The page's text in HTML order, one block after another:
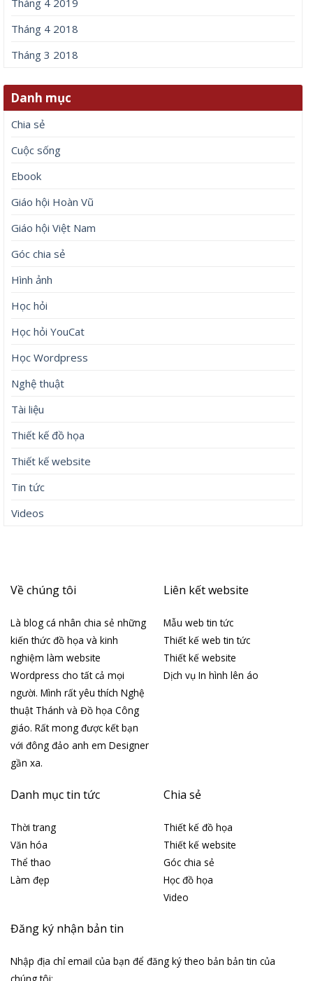
Tháng 4 2019
Tháng 4 2018
Tháng 3 2018
Danh mục
Chia sẻ
Cuộc sống
Ebook
Giáo hội Hoàn Vũ
Giáo hội Việt Nam
Góc chia sẻ
Hình ảnh
Học hỏi
Học hỏi YouCat
Học Wordpress
Nghệ thuật
Tài liệu
Thiết kế đồ họa
Thiết kế website
Tin tức
Videos
Về chúng tôi
Là blog cá nhân chia sẻ những
kiến thức đồ họa và kinh
nghiệm làm website
Wordpress cho tất cả mọi
người. Mình rất yêu thích Nghệ
thuật Thánh và Đồ họa Công
giáo. Rất mong được kết bạn
với đông đảo anh em Designer
gần xa.
Liên kết website
Mẫu web tin tức
Thiết kế web tin tức
Thiết kế website
Dịch vụ In hình lên áo
Danh mục tin tức
Thời trang
Văn hóa
Thể thao
Làm đẹp
Chia sẻ
Thiết kế đồ họa
Thiết kế website
Góc chia sẻ
Học đồ họa
Video
Đăng ký nhận bản tin
Nhập địa chỉ email của bạn để đăng ký theo bản bản tin của